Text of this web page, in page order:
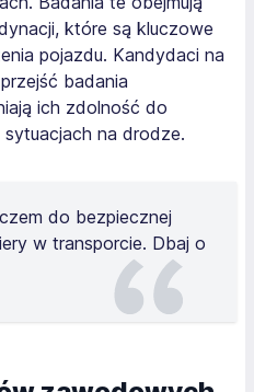
które są kluczowe
pojazdu. Kandydaci na
badania
ich zdolność do
na drodze.
do bezpiecznej
w transporcie. Dbaj o